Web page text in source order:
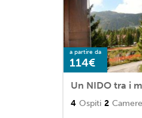
a partire da
114€
Un NIDO tra i
4 Ospiti 2 Camere